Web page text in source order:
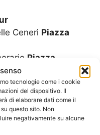
tecnologie come i cookie
del dispositivo. Il
di elaborare dati come il
questo sito. Non
negativamente su alcune
Ceneri Piazza
Piazza
Cavour
Piazza
Cavour